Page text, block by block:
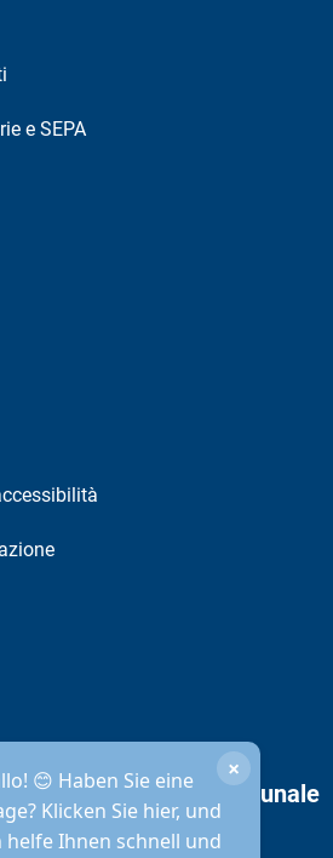
e SEPA
😊 Haben Sie eine
Klicken Sie hier, und
helfe Ihnen schnell und
×
comunale